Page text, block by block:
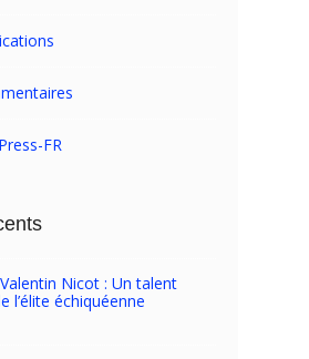
FR
Nicot : Un talent
l’élite échiquéenne